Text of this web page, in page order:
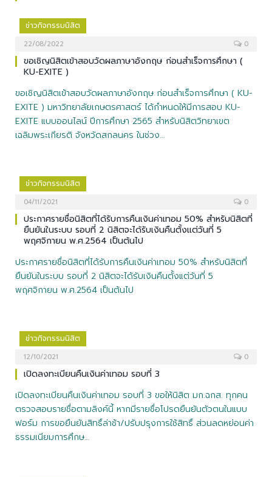
ข่าวกิจกรรมนิสิต
22/08/2022 0
ขอเชิญนิสิตเข้าสอบวัดผลภาษาอังกฤษ ก่อนสำเร็จการศึกษา (
KU-EXITE )
ขอเชิญนิสิตเข้าสอบวัดผลภาษาอังกฤษ ก่อนสำเร็จการศึกษา ( KU-
EXITE ) มหาวิทยาลัยเกษตรศาสตร์ ได้กำหนดให้มีการสอบ KU-
EXITE แบบออนไลน์ ปีการศึกษา 2565 สำหรับนิสิตวิทยาเขต
เฉลิมพระเกียรติ จังหวัดสกลนคร ในช่วง…
ข่าวกิจกรรมนิสิต
04/11/2021 0
ประกาศรายชื่อนิสิตที่ได้รับการคืนเงินค่าเทอม 50% สำหรับนิสิตที่
ยืนยันในระบบ รอบที่ 2 นิสิตจะได้รับเงินคืนตั้งแต่วันที่ 5
พฤศจิกายน พ.ศ.2564 เป็นต้นไป
ประกาศรายชื่อนิสิตที่ได้รับการคืนเงินค่าเทอม 50% สำหรับนิสิตที่
ยืนยันในระบบ รอบที่ 2 นิสิตจะได้รับเงินคืนตั้งแต่วันที่ 5
พฤศจิกายน พ.ศ.2564 เป็นต้นไป
ข่าวกิจกรรมนิสิต
12/10/2021 0
เปิดลงทะเบียนคืนเงินค่าเทอม รอบที่ 3
เปิดลงทะเบียนคืนเงินค่าเทอม รอบที่ 3 ขอให้นิสิต มก.ฉกส. ทุกคน
ตรวจสอบรายชื่อตามลิงค์นี้ หากมีรายชื่อโปรดยืนยันตัวตนในแบบ
ฟอร์ม การขอยืนยันสิทธิ์ล่าช้า/ปรับปรุงการใช้สิทธิ์ ส่วนลดหย่อนค่า
ธรรมเนียมการศึกษ…